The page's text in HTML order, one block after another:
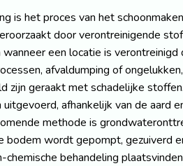
is het proces van het
door verontreinigende
een locatie is
afvaldumping of
zijn geraakt met schadelijke
afhankelijk van de aard
methode is
bodem wordt gepompt, gezuiverd
behandeling